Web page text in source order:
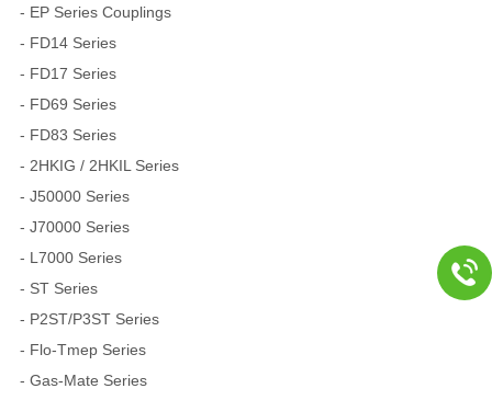
- EP Series Couplings
- FD14 Series
- FD17 Series
- FD69 Series
- FD83 Series
- 2HKIG / 2HKIL Series
- J50000 Series
- J70000 Series
- L7000 Series
- ST Series
- P2ST/P3ST Series
- Flo-Tmep Series
- Gas-Mate Series